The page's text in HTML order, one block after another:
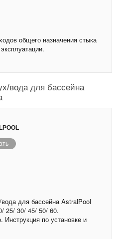
общего назначения стыка
вода для бассейна
для бассейна AstralPool
25/ 30/ 45/ 50/ 60.
Инструкция по установке и